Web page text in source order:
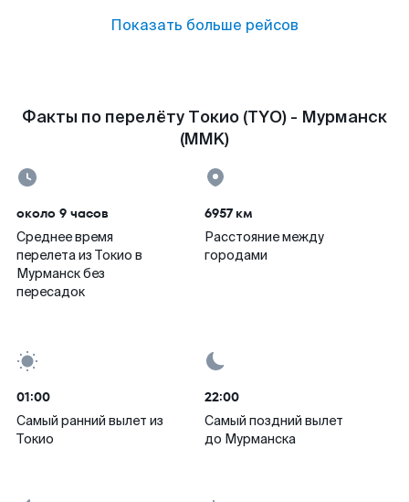
Показать больше рейсов
Факты по перелёту Токио (TYO) - Мурманск
(MMK)
около 9 часов
Среднее время
перелета из Токио в
Мурманск без
пересадок
6957 км
Расстояние между
городами
01:00
Самый ранний вылет из
Токио
22:00
Самый поздний вылет
до Мурманска